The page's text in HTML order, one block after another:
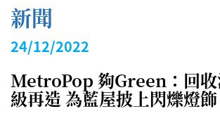
新聞
24/12/2022
MetroPop 夠Green：回收
級再造 為藍屋披上閃爍燈飾